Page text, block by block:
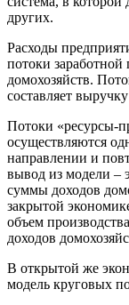
других.
Расходы
потоки
домохозяйств.
составляет
Потоки «ресурсы-
осуществляются
направлении и
вывод из модели –
суммы доходов
закрытой
объем
доходов
В открытой же
модель круговых